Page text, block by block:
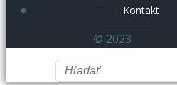
Kontakt
© 2023